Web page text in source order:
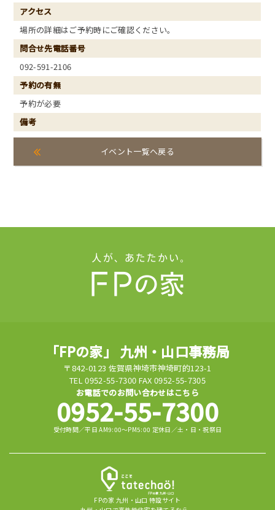
アクセス
場所の詳細はご予約時にご確認ください。
問合せ先電話番号
092-591-2106
予約の有無
予約が必要
備考
イベント一覧へ戻る
「FPの家」 九州・山口事務局
〒842-0123 佐賀県神埼市神埼町的123-1
TEL 0952-55-7300 FAX 0952-55-7305
お電話でのお問い合わせはこちら
0952-55-7300
受付時間／平日 AM9:00～PM5:00 定休日／土・日・祝祭日
FPの家 九州・山口 特設サイト